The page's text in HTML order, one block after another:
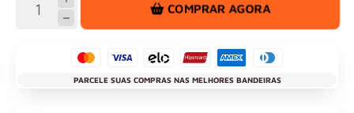
COMPRAR AGORA
PARCELE SUAS COMPRAS NAS MELHORES BANDEIRAS